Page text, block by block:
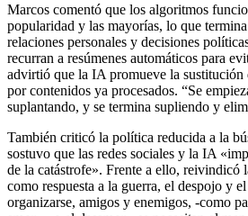
Marcos comentó que los algoritmos
popularidad y las mayorías, lo que
relaciones personales y decisiones
recurran a resúmenes automáticos para
advirtió que la IA promueve la sustitución
por contenidos ya procesados. “Se
suplantando, y se termina supliendo y
También criticó la política reducida a la
sostuvo que las redes sociales y la IA
de la catástrofe». Frente a ello, reivindicó
como respuesta a la guerra, el despojo y
organizarse, amigos y enemigos, -como